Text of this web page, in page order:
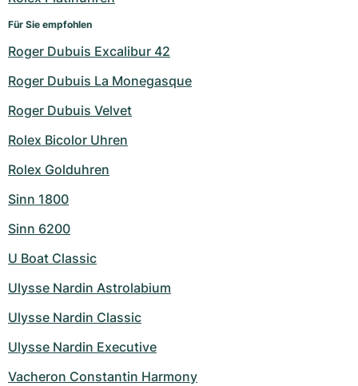
Für Sie empfohlen
Roger Dubuis Excalibur 42
Roger Dubuis La Monegasque
Roger Dubuis Velvet
Rolex Bicolor Uhren
Rolex Golduhren
Sinn 1800
Sinn 6200
U Boat Classic
Ulysse Nardin Astrolabium
Ulysse Nardin Classic
Ulysse Nardin Executive
Vacheron Constantin Harmony